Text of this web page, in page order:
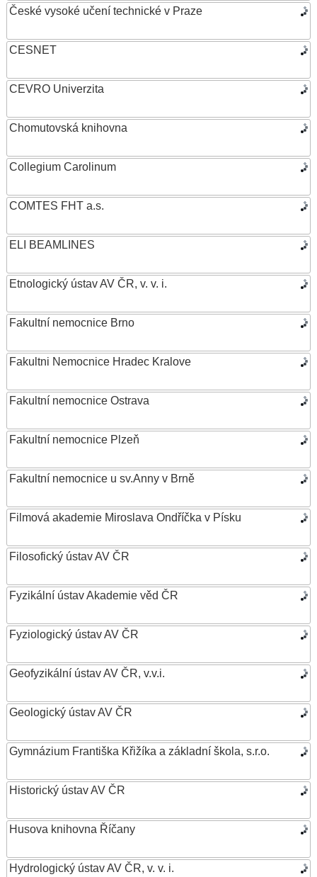
České vysoké učení technické v Praze
CESNET
CEVRO Univerzita
Chomutovská knihovna
Collegium Carolinum
COMTES FHT a.s.
ELI BEAMLINES
Etnologický ústav AV ČR, v. v. i.
Fakultní nemocnice Brno
Fakultni Nemocnice Hradec Kralove
Fakultní nemocnice Ostrava
Fakultní nemocnice Plzeň
Fakultní nemocnice u sv.Anny v Brně
Filmová akademie Miroslava Ondříčka v Písku
Filosofický ústav AV ČR
Fyzikální ústav Akademie věd ČR
Fyziologický ústav AV ČR
Geofyzikální ústav AV ČR, v.v.i.
Geologický ústav AV ČR
Gymnázium Františka Křižíka a základní škola, s.r.o.
Historický ústav AV ČR
Husova knihovna Říčany
Hydrologický ústav AV ČR, v. v. i.